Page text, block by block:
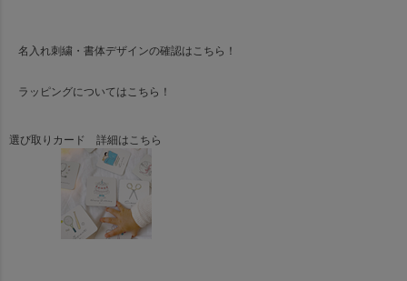
名入れ刺繍・書体デザインの確認はこちら！
ラッピングについてはこちら！
選び取りカード 詳細はこちら